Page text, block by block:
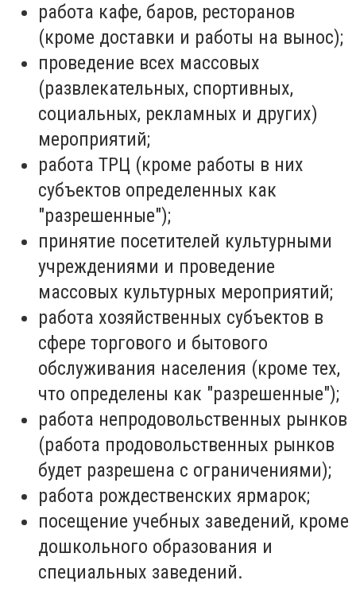
работа кафе, баров, ресторанов
(кроме доставки и работы на вынос);
проведение всех массовых
(развлекательных, спортивных,
социальных, рекламных и других)
мероприятий;
работа ТРЦ (кроме работы в них
субъектов определенных как
"разрешенные");
принятие посетителей культурными
учреждениями и проведение
массовых культурных мероприятий;
работа хозяйственных субъектов в
сфере торгового и бытового
обслуживания населения (кроме тех,
что определены как "разрешенные");
работа непродовольственных рынков
(работа продовольственных рынков
будет разрешена с ограничениями);
работа рождественских ярмарок;
посещение учебных заведений, кроме
дошкольного образования и
специальных заведений.